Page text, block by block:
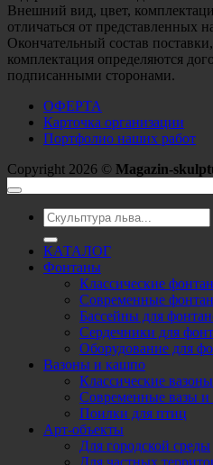
Внешний вид, цвет,
отличаться от представленных
Окончательный состав
комплектация определяются
подписанными сторонами.
ОФЕРТА
Карточка организации
Портфолио наших работ
Copyright 2026 © Magazin-
Искать:
КАТАЛОГ
Фонтаны
Классические
Современные
Бассейны для
Сердечники для
Оборудование для
Вазоны и кашпо
Классические вазоны
Современные вазы
Поилки для птиц
Арт-объекты
Для городской среды